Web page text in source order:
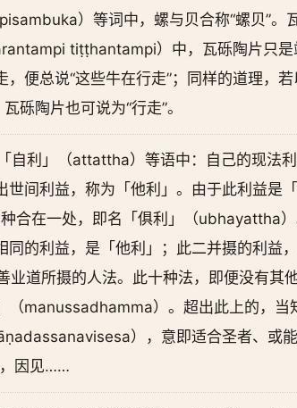
）等词中，螺与贝合称“螺贝”。
tiṭṭhantampi）中，瓦砾陶片只
便总说“这些牛在行走”；同样的道理，
砾陶片也可说为“行走”。
自利」（attattha）等语中：自己的现法
世间利益，称为「他利」。由于此利益是
合在一处，即名「俱利」（ubhayattha
的利益，是「他利」；此二并摄的利益
道所摄的人法。此十种法，即便没有其
manussadhamma）。超出此上的，当
），意即适合圣者、或
，因见……